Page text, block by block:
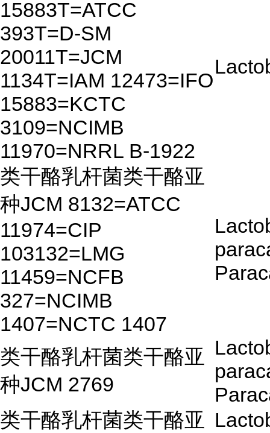
15883T=ATCC
393T=D-SM
20011T=JCM
1134T=IAM 12473=IFO
15883=KCTC
3109=NCIMB
11970=NRRL B-1922
类干酪乳杆菌类干酪亚
种JCM 8132=ATCC
11974=CIP
103132=LMG
11459=NCFB
327=NCIMB
1407=NCTC 1407
类干酪乳杆菌类干酪亚
种JCM 2769
类干酪乳杆菌类干酪亚